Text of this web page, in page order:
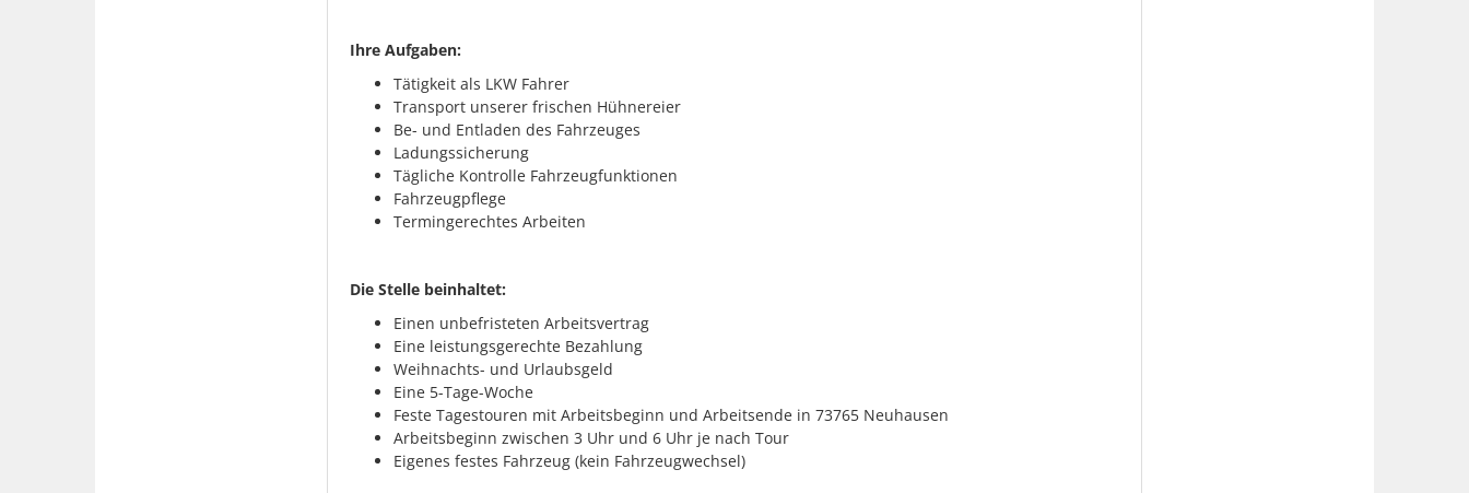
Ihre Aufgaben:
Tätigkeit als LKW Fahrer
Transport unserer frischen Hühnereier
Be- und Entladen des Fahrzeuges
Ladungssicherung
Tägliche Kontrolle Fahrzeugfunktionen
Fahrzeugpflege
Termingerechtes Arbeiten
Die Stelle beinhaltet:
Einen unbefristeten Arbeitsvertrag
Eine leistungsgerechte Bezahlung
Weihnachts- und Urlaubsgeld
Eine 5-Tage-Woche
Feste Tagestouren mit Arbeitsbeginn und Arbeitsende in 73765 Neuhausen
Arbeitsbeginn zwischen 3 Uhr und 6 Uhr je nach Tour
Eigenes festes Fahrzeug (kein Fahrzeugwechsel)